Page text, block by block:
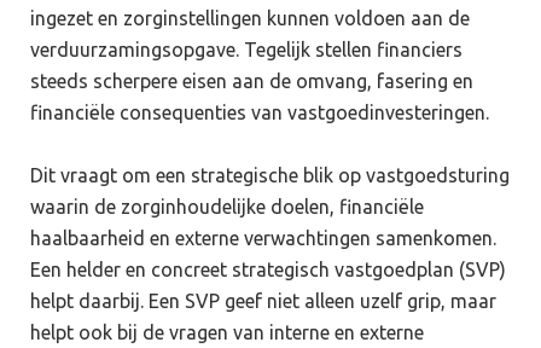
ingezet en zorginstellingen kunnen voldoen aan de
verduurzamingsopgave. Tegelijk stellen financiers
steeds scherpere eisen aan de omvang, fasering en
financiële consequenties van vastgoedinvesteringen.
Dit vraagt om een strategische blik op vastgoedsturing
waarin de zorginhoudelijke doelen, financiële
haalbaarheid en externe verwachtingen samenkomen.
Een helder en concreet strategisch vastgoedplan (SVP)
helpt daarbij. Een SVP geef niet alleen uzelf grip, maar
helpt ook bij de vragen van interne en externe